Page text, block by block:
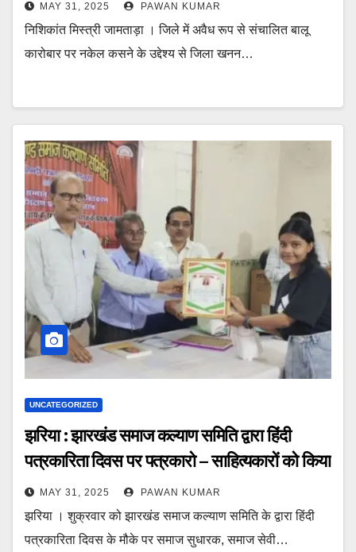
MAY 31, 2025 PAWAN KUMAR
निशिकांत मिस्त्री जामताड़ा । जिले में अवैध रूप से संचालित बालू
कारोबार पर नकेल कसने के उद्देश्य से जिला खनन…
UNCATEGORIZED
झरिया : झारखंड समाज कल्याण समिति द्वारा हिंदी
पत्रकारिता दिवस पर पत्रकारो – साहित्यकारों को किया
सम्मानित
MAY 31, 2025 PAWAN KUMAR
झरिया । शुक्रवार को झारखंड समाज कल्याण समिति के द्वारा हिंदी
पत्रकारिता दिवस के मौके पर समाज सुधारक, समाज सेवी…